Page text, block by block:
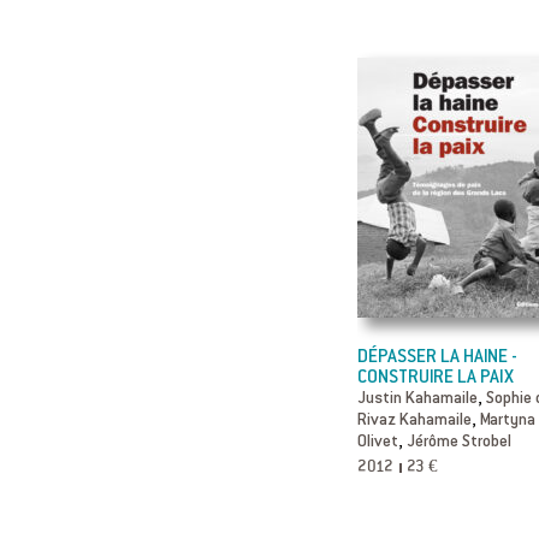
DÉPASSER LA HAINE -
CONSTRUIRE LA PAIX
Justin Kahamaile, Sophie
Rivaz Kahamaile, Martyna
Olivet, Jérôme Strobel
2012 23 €